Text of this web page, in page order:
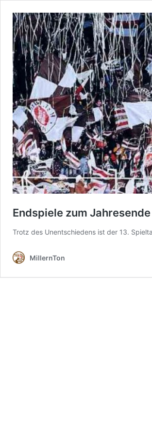
Endspiele zum Jahresende
Trotz des Unentschiedens ist der 13.
MillernTon